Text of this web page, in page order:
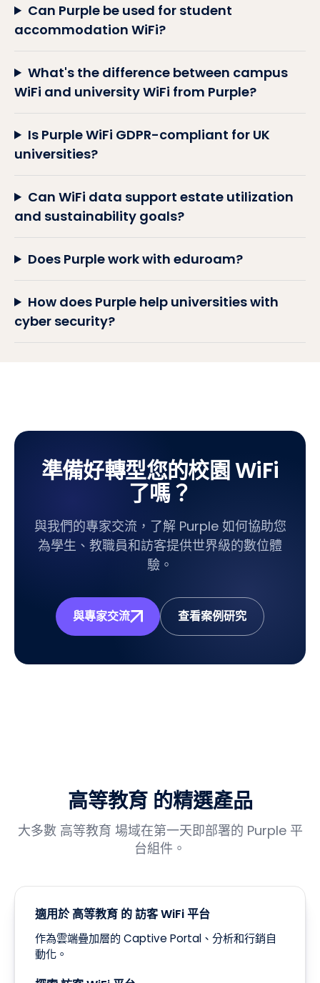
Can Purple be used for student
accommodation WiFi?
What's the difference between campus
WiFi and university WiFi from Purple?
Is Purple WiFi GDPR-compliant for UK
universities?
Can WiFi data support estate utilization
and sustainability goals?
Does Purple work with eduroam?
How does Purple help universities with
cyber security?
準備好轉型您的校園 WiFi
了嗎？
與我們的專家交流，了解 Purple 如何協助您
為學生、教職員和訪客提供世界級的數位體
驗。
與專家交流 查看案例研究
高等教育 的精選產品
大多數 高等教育 場域在第一天即部署的 Purple 平
台組件。
適用於 高等教育 的 訪客 WiFi 平台
作為雲端疊加層的 Captive Portal、分析和行銷自
動化。